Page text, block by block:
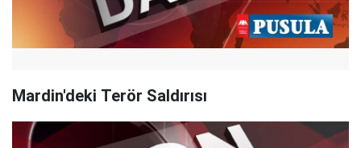
Mardin'deki Terör Saldırısı